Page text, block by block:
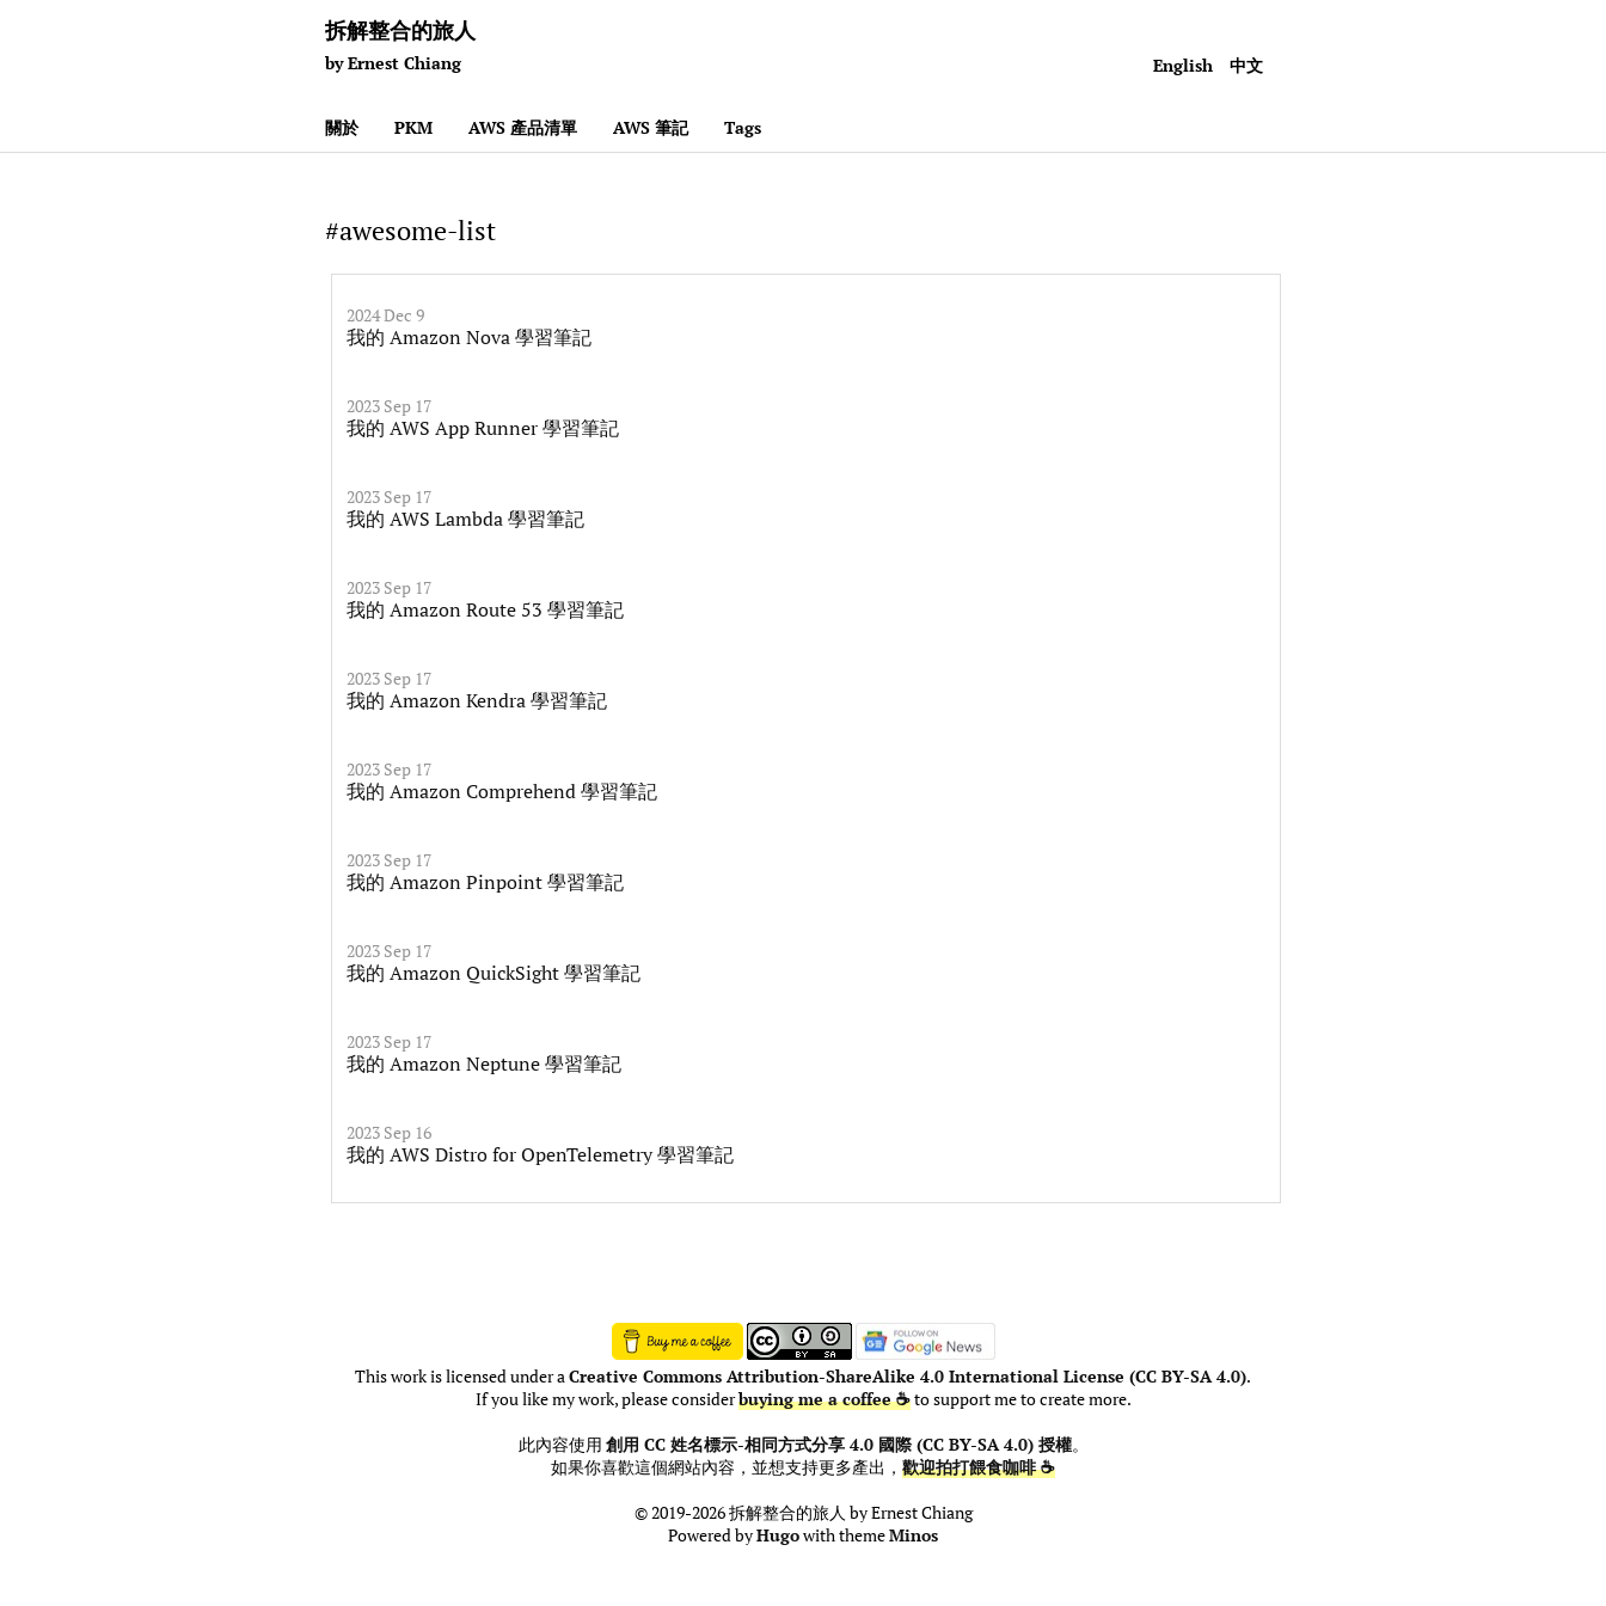
English 中文
拆解整合的旅人
by Ernest Chiang
關於 PKM AWS 產品清單 AWS 筆記 Tags
#awesome-list
2024 Dec 9
我的 Amazon Nova 學習筆記
2023 Sep 17
我的 AWS App Runner 學習筆記
2023 Sep 17
我的 AWS Lambda 學習筆記
2023 Sep 17
我的 Amazon Route 53 學習筆記
2023 Sep 17
我的 Amazon Kendra 學習筆記
2023 Sep 17
我的 Amazon Comprehend 學習筆記
2023 Sep 17
我的 Amazon Pinpoint 學習筆記
2023 Sep 17
我的 Amazon QuickSight 學習筆記
2023 Sep 17
我的 Amazon Neptune 學習筆記
2023 Sep 16
我的 AWS Distro for OpenTelemetry 學習筆記
This work is licensed under aCreative Commons Attribution-ShareAlike 4.0 International License (CC BY-SA 4.0).
If you like my work, please considerbuying me a coffee ☕to support me to create more.
此內容使用 創用 CC 姓名標示-相同方式分享 4.0 國際 (CC BY-SA 4.0) 授權。
如果你喜歡這個網站內容，並想支持更多產出， 歡迎拍打餵食咖啡 ☕
© 2019-2026 拆解整合的旅人 by Ernest Chiang
Powered byHugowith themeMinos